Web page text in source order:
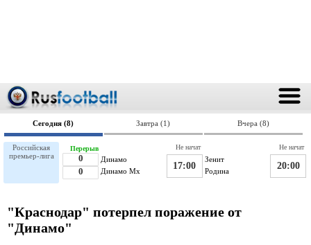
Сегодня (8) Завтра (1) Вчера (8)
Российская
премьер-лига
Динамо
0
0
Динамо Мх
Перерыв
Зенит
17:00 Родина
Не начат
20:00
Не начат
"Краснодар" потерпел поражение от
"Динамо"